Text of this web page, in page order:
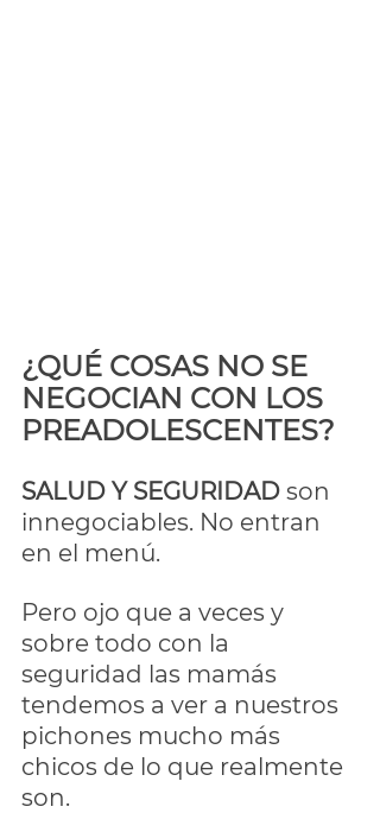
¿QUÉ COSAS NO SE
NEGOCIAN CON LOS
PREADOLESCENTES?
SALUD Y SEGURIDAD son
innegociables. No entran
en el menú.
Pero ojo que a veces y
sobre todo con la
seguridad las mamás
tendemos a ver a nuestros
pichones mucho más
chicos de lo que realmente
son.